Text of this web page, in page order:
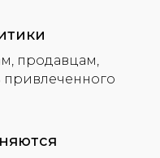
продавцам,
привлеченного